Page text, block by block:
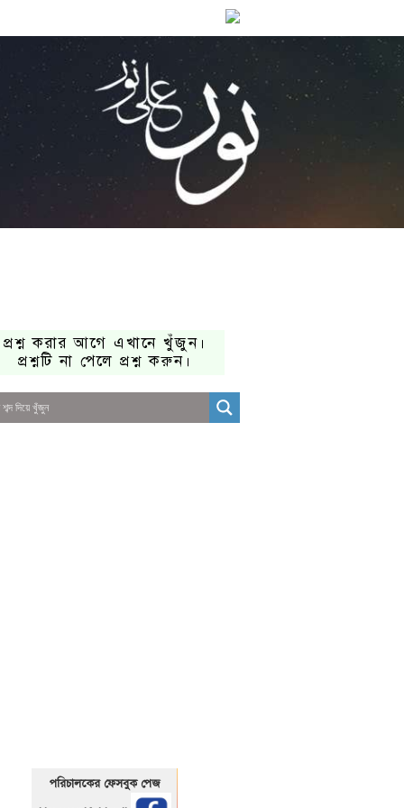
প্রশ্ন করার আগে এখানে খুঁজুন।
প্রশ্নটি না পেলে প্রশ্ন করুন।
পরিচালকের ফেসবুক পেজ